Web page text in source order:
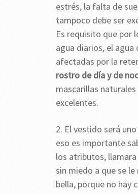
estrés, la falta de
tampoco debe ser
Es requisito que por
agua diarios, el agua
afectadas por la
rostro de día y de
mascarillas
excelentes.
2. El vestido será
eso es importante
los atributos, llamara
sin miedo a que se le
bella, porque no hay